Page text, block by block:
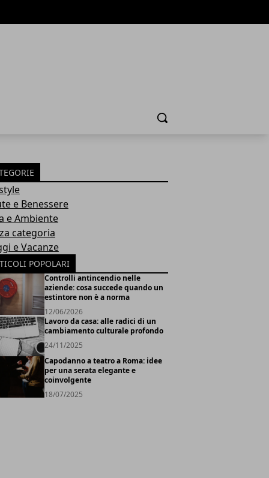
Cerca
e Benessere
e Ambiente
categoria
e Vacanze
POPOLARI
Controlli antincendio nelle
aziende: cosa succede quando un
estintore non è a norma
12/06/2026
Lavoro da casa: alle radici di un
cambiamento culturale profondo
24/11/2025
Capodanno a teatro a Roma: idee
per una serata elegante e
coinvolgente
18/07/2025